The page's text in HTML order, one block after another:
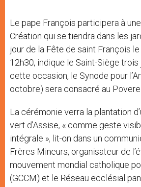
Le pape François participera à
Création qui se tiendra dans les
jour de la Fête de saint François
12h30, indique le Saint-Siège
cette occasion, le Synode pour
octobre) sera consacré au
La cérémonie verra la plantation
vert d’Assise, « comme geste
intégrale », lit-on dans un
Frères Mineurs, organisateur de
mouvement mondial catholique
(GCCM) et le Réseau ecclésial